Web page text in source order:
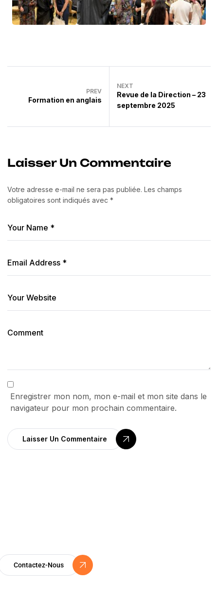
PREV
Formation en anglais
NEXT
Revue de la Direction – 23
septembre 2025
Laisser Un Commentaire
Votre adresse e-mail ne sera pas publiée. Les champs
obligatoires sont indiqués avec *
Enregistrer mon nom, mon e-mail et mon site dans le
navigateur pour mon prochain commentaire.
Laisser Un Commentaire
Contactez-Nous